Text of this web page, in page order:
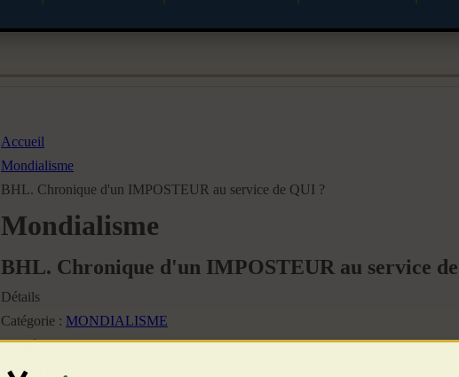
Accueil
Mondialisme
BHL. Chronique d'un IMPOSTEUR au service de QUI ?
Mondialisme
BHL. Chronique d'un IMPOSTEUR au service
Détails
Catégorie : MONDIALISME
Publié le : 8 Juin 2026
Création : 8 Juin 2026